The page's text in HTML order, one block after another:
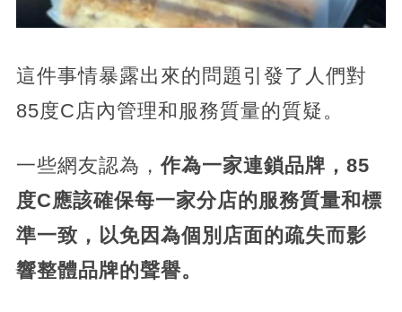
這件事情暴露出來的問題引發了人們對
85度C店內管理和服務質量的質疑。
一些網友認為，作為一家連鎖品牌，85
度C應該確保每一家分店的服務質量和標
準一致，以免因為個別店面的疏失而影
響整體品牌的聲譽。